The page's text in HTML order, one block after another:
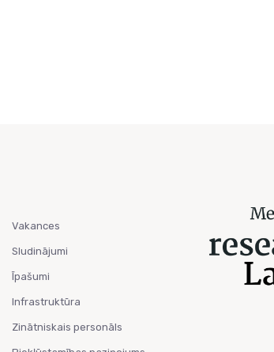
Vakances
Sludinājumi
Īpašumi
Infrastruktūra
Zinātniskais personāls